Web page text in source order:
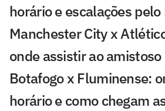
horário e escalações
Manchester City x
onde assistir ao amistoso
Botafogo x Fluminense:
horário e como chegam